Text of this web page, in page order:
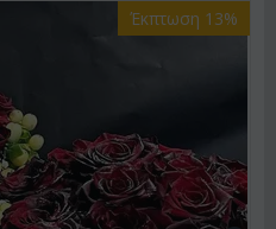
Έκπτωση 13%